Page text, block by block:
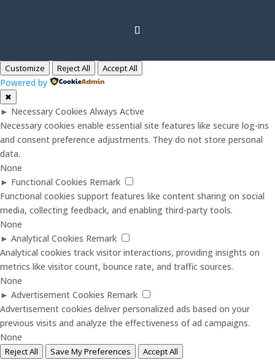
Customize Reject All Accept All
Powered by
✖
► Necessary Cookies Always Active
Necessary cookies enable essential site features like secure log-ins
and consent preference adjustments. They do not store personal
data.
None
► Functional Cookies Remark
Functional cookies support features like content sharing on social
media, collecting feedback, and enabling third-party tools.
None
► Analytical Cookies Remark
Analytical cookies track visitor interactions, providing insights on
metrics like visitor count, bounce rate, and traffic sources.
None
► Advertisement Cookies Remark
Advertisement cookies deliver personalized ads based on your
previous visits and analyze the effectiveness of ad campaigns.
None
Reject All Save My Preferences Accept All